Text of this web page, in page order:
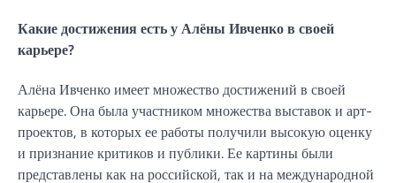
Какие достижения есть у Алёны Ивченко в своей
карьере?
Алёна Ивченко имеет множество достижений в своей
карьере. Она была участником множества выставок и арт-
проектов, в которых ее работы получили высокую оценку
и признание критиков и публики. Ее картины были
представлены как на российской, так и на международной